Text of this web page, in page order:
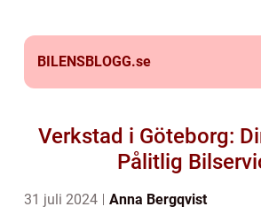
BILENSBLOGG.se
Verkstad i Göteborg:
Pålitlig
31 juli 2024 Anna Bergqvist